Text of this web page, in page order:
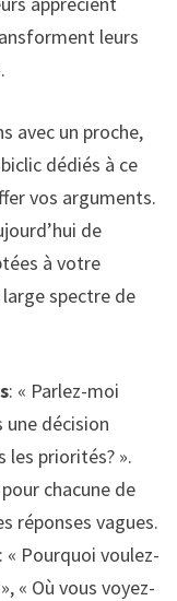
leurs
avec un proche,
dédiés à ce
vos arguments.
de
à votre
spectre de
: « Parlez-moi
une décision
les priorités? ».
chacune de
réponses vagues.
« Pourquoi voulez-
« Où vous voyez-